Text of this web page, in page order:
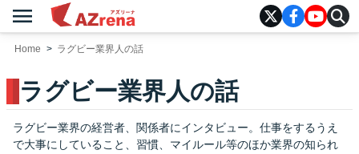
menu
Home ラグビー業界人の話
ラグビー業界人の話
ラグビー業界の経営者、関係者にインタビュー。仕事をするうえ
で大事にしていること、習慣、マイルール等のほか業界の知られ